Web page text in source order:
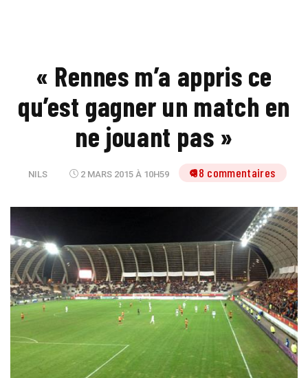
« Rennes m’a appris ce
qu’est gagner un match en
ne jouant pas »
NILS 2 MARS 2015 À 10H59 98 commentaires